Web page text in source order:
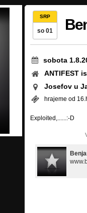
SRP
so 01
sobota
ANTIFEST
Josefov u
hrajeme od
Exploited,......:-D